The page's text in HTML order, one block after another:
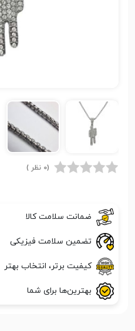
(0 نظر )
ضمانت سلامت کالا
تضمین سلامت فیزیکی
کیفیت برتر، انتخاب بهتر
بهترین‌ها برای شما